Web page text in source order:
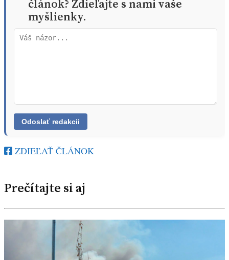
článok? Zdieľajte s nami vaše
myšlienky.
ZDIEĽAŤ ČLÁNOK
Prečítajte si aj